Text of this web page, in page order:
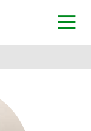
MENU